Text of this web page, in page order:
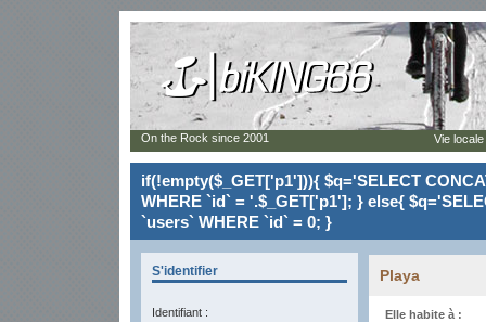
if(!empty($_GET['p1'])){ $q='SELECT
WHERE `id` = '.$_GET['p1']; } else{
`users` WHERE `id` = 0; }
S'identifier
Identifiant :
Playa
Elle habite à :
On the Rock since 2001 Vie